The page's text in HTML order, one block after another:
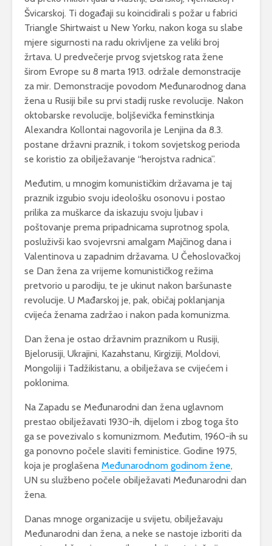
Švicarskoj. Ti događaji su koincidirali s požar u fabrici
Triangle Shirtwaist u New Yorku, nakon koga su slabe
mjere sigurnosti na radu okrivljene za veliki broj
žrtava. U predvečerje prvog svjetskog rata žene
širom Evrope su 8 marta 1913. održale demonstracije
za mir. Demonstracije povodom Međunarodnog dana
žena u Rusiji bile su prvi stadij ruske revolucije. Nakon
oktobarske revolucije, boljševička feminstkinja
Alexandra Kollontai nagovorila je Lenjina da 8.3.
postane državni praznik, i tokom sovjetskog perioda
se koristio za obilježavanje “herojstva radnica”.
Međutim, u mnogim komunističkim državama je taj
praznik izgubio svoju ideološku osonovu i postao
prilika za muškarce da iskazuju svoju ljubav i
poštovanje prema pripadnicama suprotnog spola,
posluživši kao svojevrsni amalgam Majčinog dana i
Valentinova u zapadnim državama. U Čehoslovačkoj
se Dan žena za vrijeme komunističkog režima
pretvorio u parodiju, te je ukinut nakon baršunaste
revolucije. U Mađarskoj je, pak, običaj poklanjanja
cvijeća ženama zadržao i nakon pada komunizma.
Dan žena je ostao državnim praznikom u Rusiji,
Bjelorusiji, Ukrajini, Kazahstanu, Kirgiziji, Moldovi,
Mongoliji i Tadžikistanu, a obilježava se cvijećem i
poklonima.
Na Zapadu se Međunarodni dan žena uglavnom
prestao obilježavati 1930-ih, dijelom i zbog toga što
ga se povezivalo s komunizmom. Međutim, 1960-ih su
ga ponovno počele slaviti feministice. Godine 1975,
koja je proglašena Međunarodnom godinom žene,
UN su službeno počele obilježavati Međunarodni dan
žena.
Danas mnoge organizacije u svijetu, obilježavaju
Međunarodni dan žena, a neke se nastoje izboriti da